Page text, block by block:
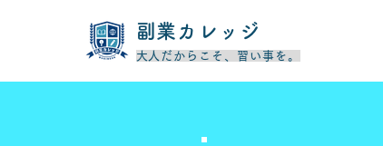
​副業カレッジ
​大人だからこそ、習い事を。